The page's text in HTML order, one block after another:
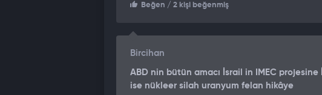
Beğen / 2 kişi beğenmiş
Bircihan
ABD nin bütün amacı İsrail in IMEC
ise nükleer silah uranyum felan hikâye